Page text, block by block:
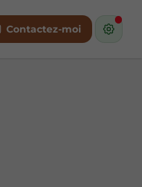
Contactez-moi